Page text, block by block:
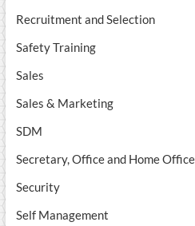
Recruitment and Selection
Safety Training
Sales
Sales & Marketing
SDM
Secretary, Office and Home
Security
Self Management